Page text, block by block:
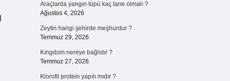
Araçlarda yangın tüpü kaç tane olmalı ?
Ağustos 4, 2026
Zeytin hangi şehirde meşhurdur ?
Temmuz 29, 2026
Kıngdom nereye bağlıdır ?
Temmuz 27, 2026
Klorofil protein yapılı mıdır ?